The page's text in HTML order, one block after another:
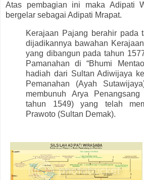
Atas pembagian ini maka Adipati
bergelar sebagai Adipati Mrapat.
Kerajaan Pajang berahir pada
dijadikannya bawahan
yang dibangun pada tahun
Pamanahan di “Bhumi
hadiah dari Sultan Adiwijaya
Pemanahan (Ayah
membunuh Arya
tahun 1549) yang telah
Prawoto (Sultan Demak).